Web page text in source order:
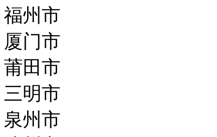
福州市
厦门市
莆田市
三明市
泉州市